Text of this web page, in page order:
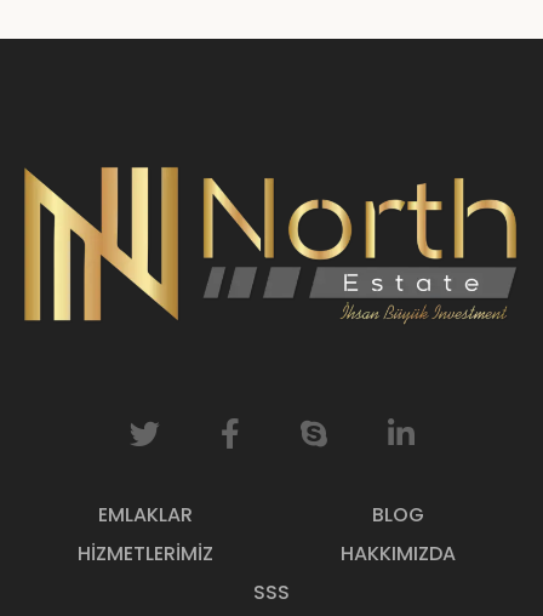
EMLAKLAR
BLOG
HIZMETLERIMIZ
HAKKIMIZDA
SSS